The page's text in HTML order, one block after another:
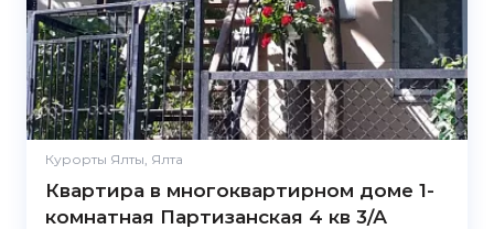
Курорты Ялты, Ялта
Квартира в многоквартирном доме 1-
комнатная Партизанская 4 кв 3/А